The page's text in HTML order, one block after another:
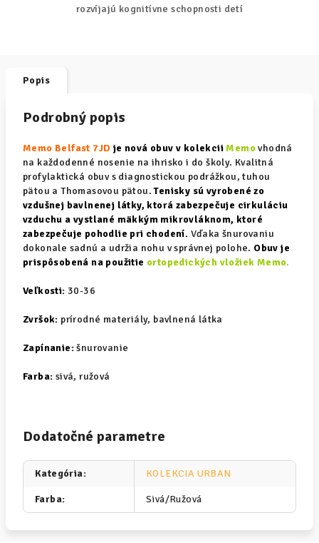
rozvíjajú kognitívne schopnosti detí
Popis
Podrobný popis
Memo Belfast 7JD je nová obuv v kolekcii Memovhodná
na každodenné nosenie na ihrisko i do školy. Kvalitná
profylaktická obuv s diagnostickou podrážkou, tuhou
pätou a Thomasovou pätou.Tenisky sú vyrobené zo
vzdušnej bavlnenej látky, ktorá zabezpečuje cirkuláciu
vzduchu a vystlané mäkkým mikrovláknom, ktoré
zabezpečuje pohodlie pri chodení. Vďaka šnurovaniu
dokonale sadnú a udržia nohu v správnej polohe. Obuv je
prispôsobená na použitie ortopedických vložiek Memo.
Veľkosti: 30-36
Zvršok: prírodné materiály, bavlnená látka
Zapínanie:šnurovanie
Farba: sivá, ružová
Dodatočné parametre
Kategória: KOLEKCIA URBAN
Farba: Sivá/Ružová